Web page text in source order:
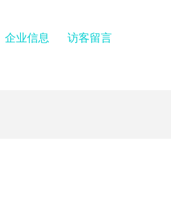
企业信息 访客留言